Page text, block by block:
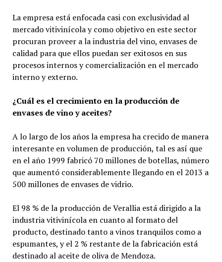
La empresa está enfocada casi con exclusividad al
mercado vitivinícola y como objetivo en este sector
procuran proveer a la industria del vino, envases de
calidad para que ellos puedan ser exitosos en sus
procesos internos y comercialización en el mercado
interno y externo.
¿Cuál es el crecimiento en la producción de
envases de vino y aceites?
A lo largo de los años la empresa ha crecido de manera
interesante en volumen de producción, tal es así que
en el año 1999 fabricó 70 millones de botellas, número
que aumentó considerablemente llegando en el 2013 a
500 millones de envases de vidrio.
El 98 % de la producción de Verallia está dirigido a la
industria vitivinícola en cuanto al formato del
producto, destinado tanto a vinos tranquilos como a
espumantes, y el 2 % restante de la fabricación está
destinado al aceite de oliva de Mendoza.